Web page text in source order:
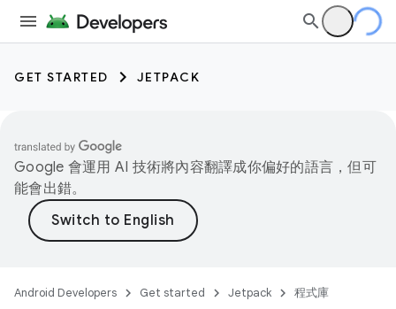
GET STARTED JETPACK
Google 會運用 AI 技術將內容翻譯成你偏好的語言，但可
能會出錯。
Android Developers Get started Jetpack 程式庫